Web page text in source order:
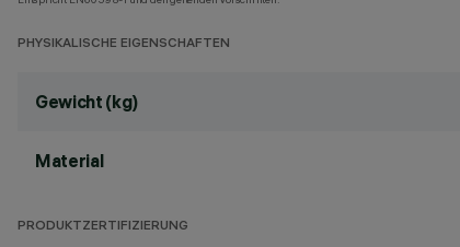
PHYSIKALISCHE EIGENSCHAFTEN
Gewicht (kg)
Material
PRODUKTZERTIFIZIERUNG